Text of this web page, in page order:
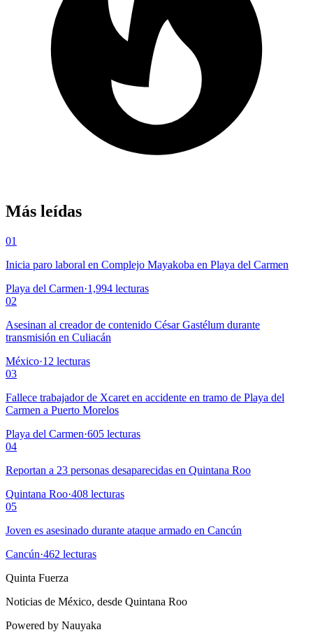
Más leídas
01
Inicia paro laboral en Complejo Mayakoba en Playa del Carmen
Playa del Carmen·1,994 lecturas
02
Asesinan al creador de contenido César Gastélum durante
transmisión en Culiacán
México·12 lecturas
03
Fallece trabajador de Xcaret en accidente en tramo de Playa del
Carmen a Puerto Morelos
Playa del Carmen·605 lecturas
04
Reportan a 23 personas desaparecidas en Quintana Roo
Quintana Roo·408 lecturas
05
Joven es asesinado durante ataque armado en Cancún
Cancún·462 lecturas
Quinta Fuerza
Noticias de México, desde Quintana Roo
Powered by Nauyaka